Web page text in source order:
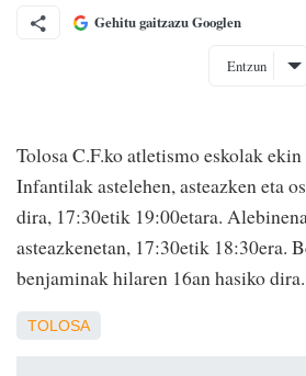
Gehitu gaitzazu Googlen
Entzun
Tolosa C.F.ko atletismo eskolak
Infantilak astelehen, asteazken eta
dira, 17:30etik 19:00etara.
asteazkenetan, 17:30etik 18:30era.
benjaminak hilaren 16an hasiko dira.
TOLOSA